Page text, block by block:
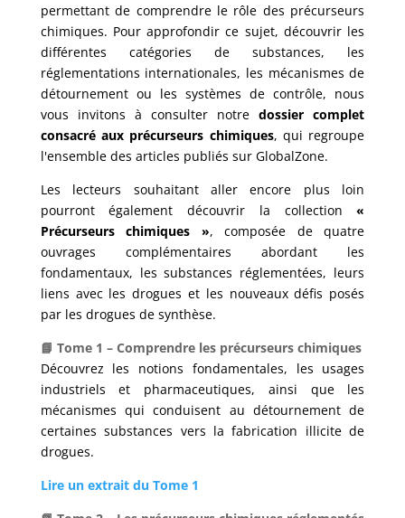
permettant de comprendre le rôle des précurseurs
chimiques. Pour approfondir ce sujet, découvrir les
différentes catégories de substances, les
réglementations internationales, les mécanismes de
détournement ou les systèmes de contrôle, nous
vous invitons à consulter notredossier complet
consacré aux précurseurs chimiques, qui regroupe
l'ensemble des articles publiés sur GlobalZone.
Les lecteurs souhaitant aller encore plus loin
pourront également découvrir la collection«
Précurseurs chimiques », composée de quatre
ouvrages complémentaires abordant les
fondamentaux, les substances réglementées, leurs
liens avec les drogues et les nouveaux défis posés
par les drogues de synthèse.
📘 Tome 1 – Comprendre les précurseurs chimiques
Découvrez les notions fondamentales, les usages
industriels et pharmaceutiques, ainsi que les
mécanismes qui conduisent au détournement de
certaines substances vers la fabrication illicite de
drogues.
Lire un extrait du Tome 1